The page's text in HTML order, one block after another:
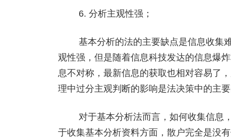
6. 分析主观性强；
基本分析的法的主要缺点是信息收集难
观性强，但是随着信息科技发达的信息爆
息不对称，最新信息的获取也相对容易了
理中过分主观判断的影响是法决策中的主
对于基本分析法而言，如何收集信息，
于收集基本分析资料方面，散户完全是没